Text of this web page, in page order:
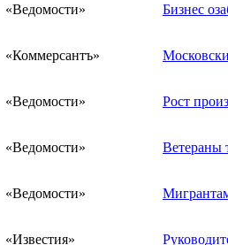
«Ведомости» Бизнес
«Коммерсантъ»
«Ведомости» Рост
«Ведомости» Ветераны
«Ведомости»
«Известия»